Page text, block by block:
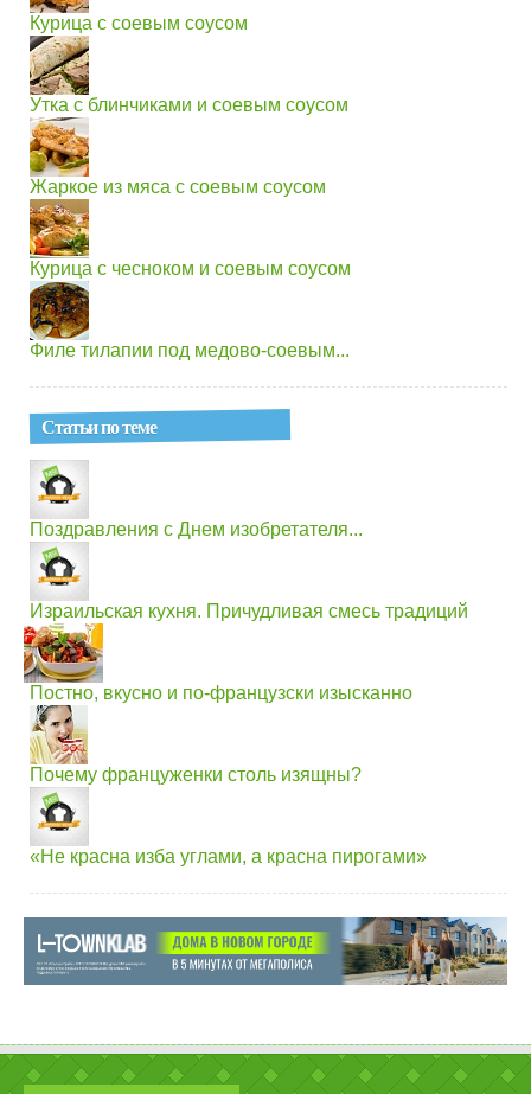
Курица с соевым соусом
Утка с блинчиками и соевым соусом
Жаркое из мяса с соевым соусом
Курица с чесноком и соевым соусом
Филе тилапии под медово-соевым...
Статьи по теме
Поздравления с Днем изобретателя...
Израильская кухня. Причудливая смесь традиций
Постно, вкусно и по-французски изысканно
Почему француженки столь изящны?
«Не красна изба углами, а красна пирогами»